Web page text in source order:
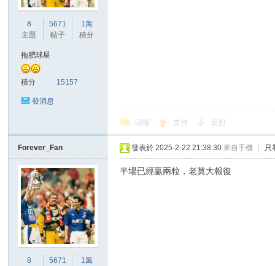
8
主題
5671
帖子
1萬
積分
拖肥球星
積分 15157
發消息
回復 支持 反對
Forever_Fan
8
5671
1萬
發表於 2025-2-22 21:38:30 來自手機 只
半場已經贏兩粒，老莫大報復